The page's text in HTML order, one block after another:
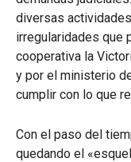
diversas
irregularidades que
cooperativa la
y por el ministerio
cumplir con lo que
Con el paso del
quedando el